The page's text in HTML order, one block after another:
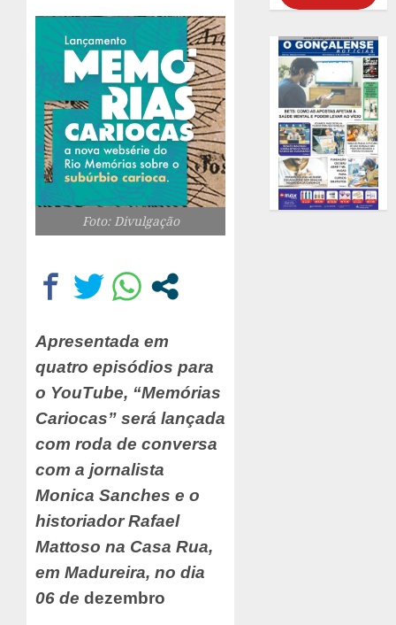
Foto: Divulgação
Apresentada em
quatro episódios para
o YouTube, “Memórias
Cariocas” será lançada
com roda de conversa
com a jornalista
Monica Sanches e o
historiador Rafael
Mattoso na Casa Rua,
em Madureira, no dia
06 de dezembro